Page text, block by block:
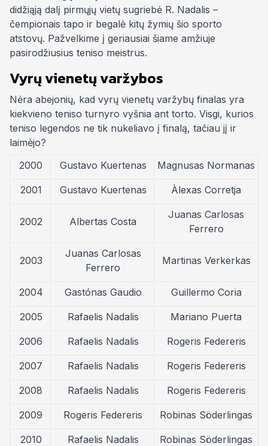
didžiąją dalį pirmųjų vietų sugriebė R. Nadalis –
čempionais tapo ir begalė kitų žymių šio sporto
atstovų. Pažvelkime į geriausiai šiame amžiuje
pasirodžiusius teniso meistrus.
Vyrų vienetų varžybos
Nėra abejonių, kad vyrų vienetų varžybų finalas yra
kiekvieno teniso turnyro vyšnia ant torto. Visgi, kurios
teniso legendos ne tik nukeliavo į finalą, tačiau jį ir
laimėjo?
2000
Gustavo Kuertenas Magnusas Normanas
2001 Gustavo Kuertenas Àlexas Corretja
2002 Albertas Costa
Juanas Carlosas
Ferrero
2003
Juanas Carlosas
Ferrero
Martinas Verkerkas
2004 Gastónas Gaudio Guillermo Coria
2005 Rafaelis Nadalis Mariano Puerta
2006 Rafaelis Nadalis Rogeris Federeris
2007 Rafaelis Nadalis Rogeris Federeris
2008 Rafaelis Nadalis Rogeris Federeris
2009 Rogeris Federeris Robinas Söderlingas
2010 Rafaelis Nadalis Robinas Söderlingas